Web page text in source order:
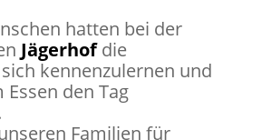
hatten bei der
Jägerhof die
kennenzulernen und
den Tag
Familien für